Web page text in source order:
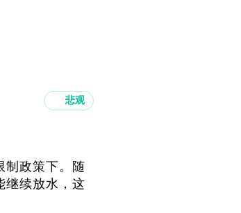
悲观
制政策下。随
继续放水，这